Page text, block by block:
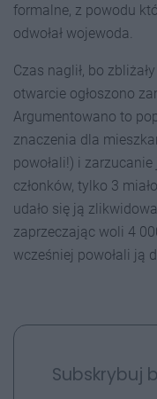
formalne, z powodu
odwołał wojewoda.
Czas naglił, bo
otwarcie ogłoszono
Argumentowano to
znaczenia dla
powołali!) i
członków, tylko 3
udało się ją
zaprzeczając woli 4
wcześniej powołali ją
Subskrybuj